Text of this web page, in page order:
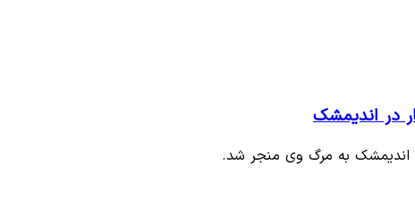
در اندیمشک
اندیمشک به مرگ وی منجر شد.